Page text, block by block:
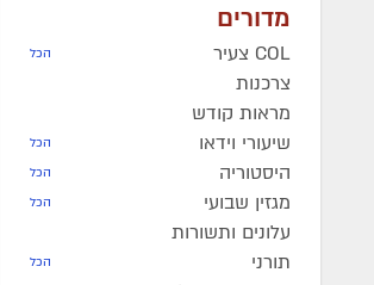
מדורים
COL צעיר הכל
צרכנות
מראות קודש
שיעורי וידאו
הכל
היסטוריה הכל
מגזין שבועי הכל
עלונים ותשורות
תורני
הכל